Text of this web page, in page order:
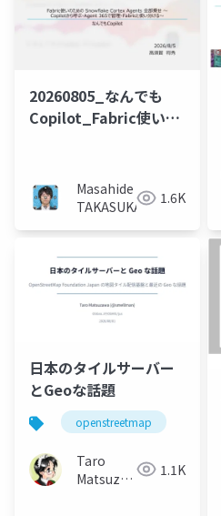
20260805_なんでも
Copilot_Fabric使いの
せ 〜Copilotから呼
ぶ・Agent 365で管
理・Fabricと使い分け
Masahide
TAKASUKA
1.6K
日本のタイルサーバー
とGeoな話題
openstreetmap
Taro
Matsuzawa
1.1K